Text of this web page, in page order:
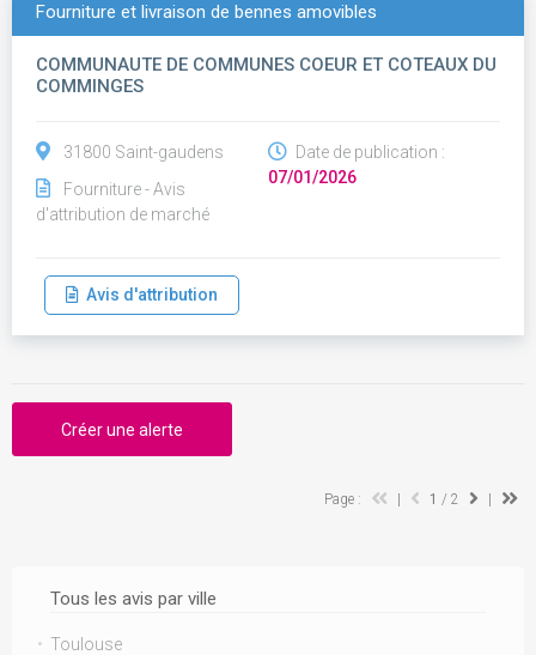
Tous les avis par ville
Toulouse
Fourniture et livraison de bennes amovibles
COMMUNAUTE DE COMMUNES COEUR ET COTEAUX DU
COMMINGES
31800 Saint-gaudens
Fourniture - Avis
d'attribution de marché
Date de publication :
07/01/2026
Avis d'attribution
Créer une alerte
Page : 1 / 2